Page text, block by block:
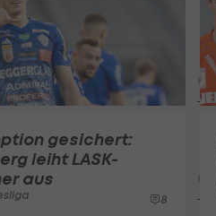
gesichert:
leiht LASK-
aus
8